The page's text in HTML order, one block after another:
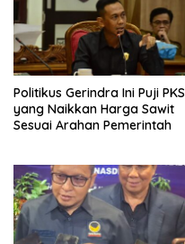
Politikus Gerindra Ini Puji PKS
yang Naikkan Harga Sawit
Sesuai Arahan Pemerintah